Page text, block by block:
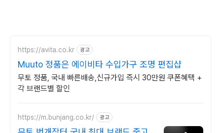
https://avita.co.kr 광고
Muuto 정품은 에이비타 수입가구 조명 편집샵
무토 정품, 국내 빠른배송,신규가입 즉시 30만원 쿠폰혜택 +
각 브랜드별 할인
https://m.bunjang.co.kr/ 광고